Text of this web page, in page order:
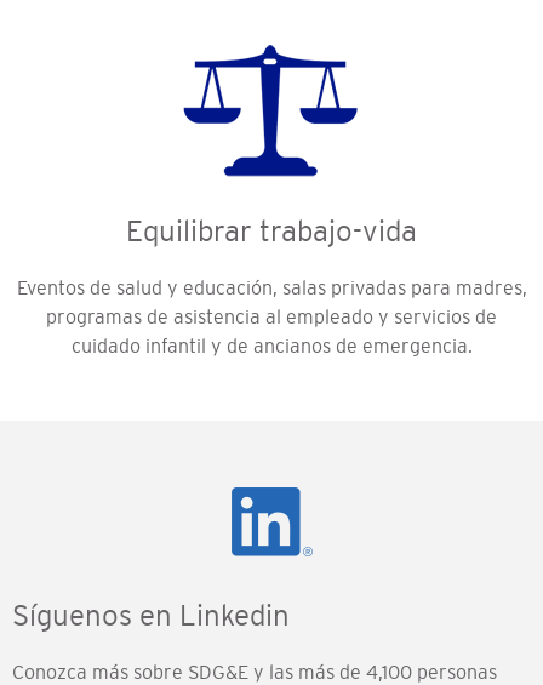
Equilibrar trabajo-vida
Eventos de salud y educación, salas privadas para madres,
programas de asistencia al empleado y servicios de
cuidado infantil y de ancianos de emergencia.
Síguenos en Linkedin
Conozca más sobre SDG&E y las más de 4,100 personas